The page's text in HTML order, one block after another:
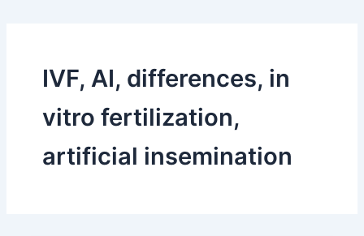
IVF, AI, differences, in
vitro fertilization,
artificial insemination